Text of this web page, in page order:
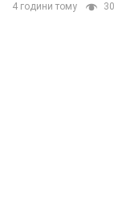
4 години тому